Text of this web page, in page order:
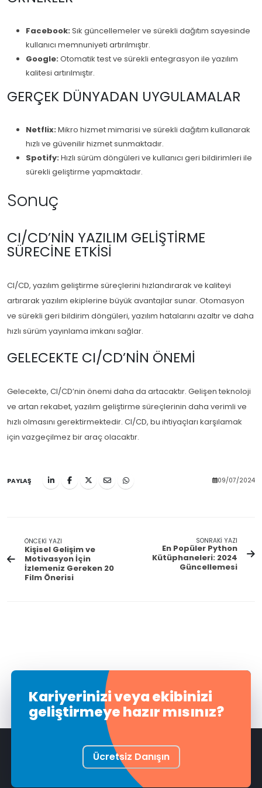
Facebook:Sık güncellemeler ve sürekli dağıtım sayesinde
kullanıcı memnuniyeti artırılmıştır.
Google:Otomatik test ve sürekli entegrasyon ile yazılım
kalitesi artırılmıştır.
GERÇEK DÜNYADAN UYGULAMALAR
Netflix:Mikro hizmet mimarisi ve sürekli dağıtım kullanarak
hızlı ve güvenilir hizmet sunmaktadır.
Spotify:Hızlı sürüm döngüleri ve kullanıcı geri bildirimleri ile
sürekli geliştirme yapmaktadır.
Sonuç
CI/CD’NIN YAZILIM GELIŞTIRME
SÜRECINE ETKISI
CI/CD, yazılım geliştirme süreçlerini hızlandırarak ve kaliteyi
artırarak yazılım ekiplerine büyük avantajlar sunar. Otomasyon
ve sürekli geri bildirim döngüleri, yazılım hatalarını azaltır ve daha
hızlı sürüm yayınlama imkanı sağlar.
GELECEKTE CI/CD’NIN ÖNEMI
Gelecekte, CI/CD’nin önemi daha da artacaktır. Gelişen teknoloji
ve artan rekabet, yazılım geliştirme süreçlerinin daha verimli ve
hızlı olmasını gerektirmektedir. CI/CD, bu ihtiyaçları karşılamak
için vazgeçilmez bir araç olacaktır.
09/07/2024
PAYLAŞ
ÖNCEKİ YAZI
Kişisel Gelişim ve
Motivasyon İçin
İzlemeniz Gereken 20
Film Önerisi
SONRAKİ YAZI
En Popüler Python
Kütüphaneleri: 2024
Güncellemesi
Kariyerinizi veya ekibinizi
geliştirmeye hazır mısınız?
Ücretsiz Danışın